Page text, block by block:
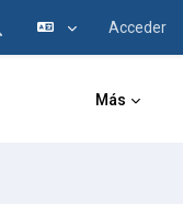
de búsqueda
Acceder
Más